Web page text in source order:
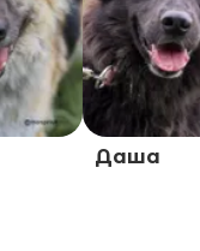
Даша